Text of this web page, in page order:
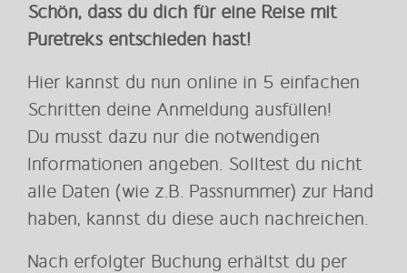
Schön, dass du dich für eine Reise mit
Puretreks entschieden hast!
Hier kannst du nun online in 5 einfachen
Schritten deine Anmeldung ausfüllen!
Du musst dazu nur die notwendigen
Informationen angeben. Solltest du nicht
alle Daten (wie z.B. Passnummer) zur Hand
haben, kannst du diese auch nachreichen.
Nach erfolgter Buchung erhältst du per